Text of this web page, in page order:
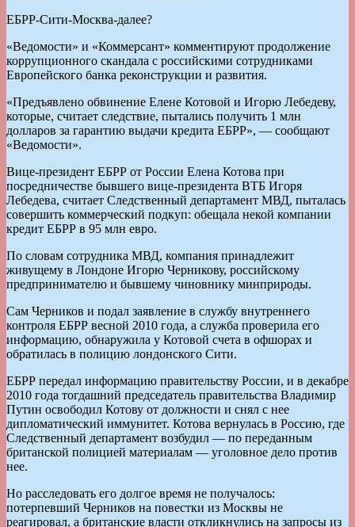
ЕБРР-Сити-Москва-далее?
«Ведомости» и «Коммерсант» комментируют продолжение
коррупционного скандала с российскими сотрудниками
Европейского банка реконструкции и развития.
«Предъявлено обвинение Елене Котовой и Игорю Лебедеву,
которые, считает следствие, пытались получить 1 млн
долларов за гарантию выдачи кредита ЕБРР», — сообщают
«Ведомости».
Вице-президент ЕБРР от России Елена Котова при
посредничестве бывшего вице-президента ВТБ Игоря
Лебедева, считает Следственный департамент МВД, пыталась
совершить коммерческий подкуп: обещала некой компании
кредит ЕБРР в 95 млн евро.
По словам сотрудника МВД, компания принадлежит
живущему в Лондоне Игорю Черникову, российскому
предпринимателю и бывшему чиновнику минприроды.
Сам Черников и подал заявление в службу внутреннего
контроля ЕБРР весной 2010 года, а служба проверила его
информацию, обнаружила у Котовой счета в офшорах и
обратилась в полицию лондонского Сити.
ЕБРР передал информацию правительству России, и в декабре
2010 года тогдашний председатель правительства Владимир
Путин освободил Котову от должности и снял с нее
дипломатический иммунитет. Котова вернулась в Россию, где
Следственный департамент возбудил — по переданным
британской полицией материалам — уголовное дело против
нее.
Но расследовать его долгое время не получалось:
потерпевший Черников на повестки из Москвы не
реагировал, а британские власти откликнулись на запросы из